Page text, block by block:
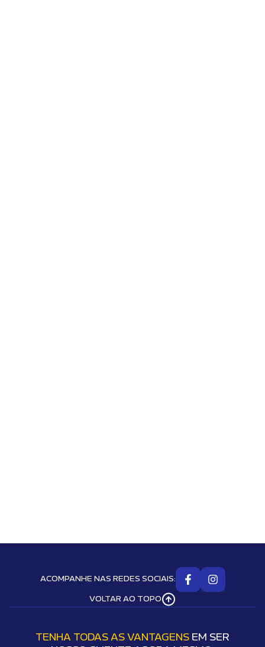
ACOMPANHE NAS REDES SOCIAIS:
VOLTAR AO TOPO
TENHA TODAS AS VANTAGENS EM SER